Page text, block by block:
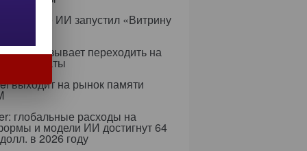
в сфере ИИ запустил «Витрину
призывает переходить на
сертификаты
выходит на рынок памяти
глобальные расходы на
и модели ИИ достигнут 64
в 2026 году